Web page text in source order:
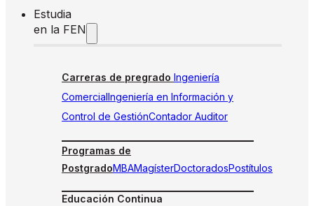
Estudia
en la FEN
Carreras de pregrado Ingeniería
ComercialIngeniería en Información y
Control de GestiónContador Auditor
Programas de
PostgradoMBAMagísterDoctoradosPostítulos
Educación Continua